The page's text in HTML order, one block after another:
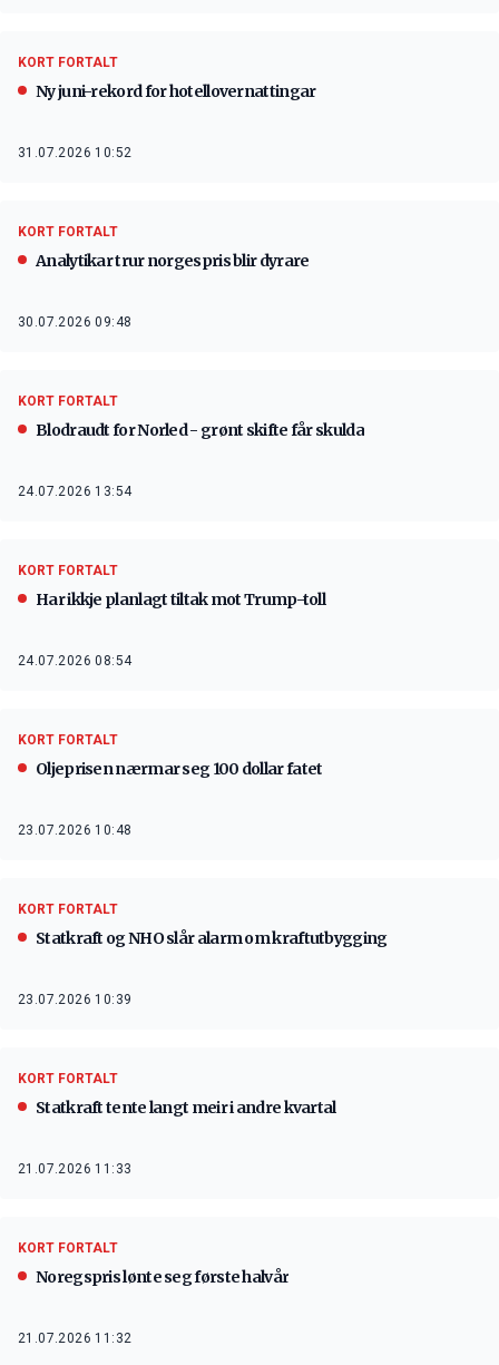
KORT FORTALT
Ny juni-rekord for hotellovernattingar
31.07.2026 10:52
KORT FORTALT
Analytikar trur norgespris blir dyrare
30.07.2026 09:48
KORT FORTALT
Blodraudt for Norled - grønt skifte får skulda
24.07.2026 13:54
KORT FORTALT
Har ikkje planlagt tiltak mot Trump-toll
24.07.2026 08:54
KORT FORTALT
Oljeprisen nærmar seg 100 dollar fatet
23.07.2026 10:48
KORT FORTALT
Statkraft og NHO slår alarm om kraftutbygging
23.07.2026 10:39
KORT FORTALT
Statkraft tente langt meir i andre kvartal
21.07.2026 11:33
KORT FORTALT
Noregspris lønte seg første halvår
21.07.2026 11:32